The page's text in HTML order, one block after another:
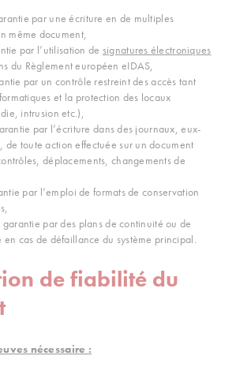
par une écriture en de multiples
même document,
par l’utilisation de signatures électroniques
du Règlement européen eIDAS,
par un contrôle restreint des accès tant
et la protection des locaux
intrusion etc.),
par l’écriture dans des journaux, eux-
de toute action effectuée sur un document
déplacements, changements de
par l’emploi de formats de conservation
garantie par des plans de continuité ou de
en cas de défaillance du système principal.
de fiabilité du
nécessaire :